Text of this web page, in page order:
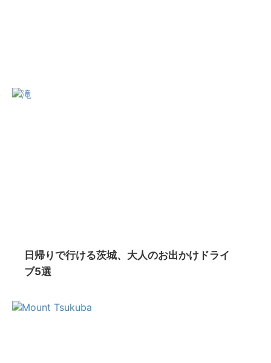
日帰りで行ける茨城、大人のお出かけドライ
ブ5選